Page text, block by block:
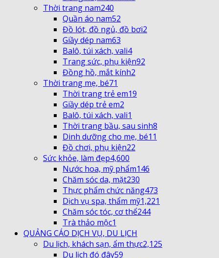
Thời trang nam240
Quần áo nam52
Đồ lót, đồ ngủ, đồ bơi2
Giầy dép nam63
Balô, túi xách, vali4
Trang sức, phụ kiện92
Đồng hồ, mắt kính2
Thời trang mẹ, bé71
Thời trang trẻ em19
Giầy dép trẻ em2
Balô, túi xách, vali1
Thời trang bầu, sau sinh8
Dinh dưỡng cho mẹ, bé11
Đồ chơi, phụ kiện22
Sức khỏe, làm đẹp4,600
Nước hoa, mỹ phẩm146
Chăm sóc da, mặt230
Thực phẩm chức năng473
Dịch vụ spa, thẩm mỹ1,221
Chăm sóc tóc, cơ thể244
Trà thảo mộc1
QUẢNG CÁO DỊCH VỤ, DU LỊCH
Du lịch, khách sạn, ẩm thực2,125
Du lịch đó đây59